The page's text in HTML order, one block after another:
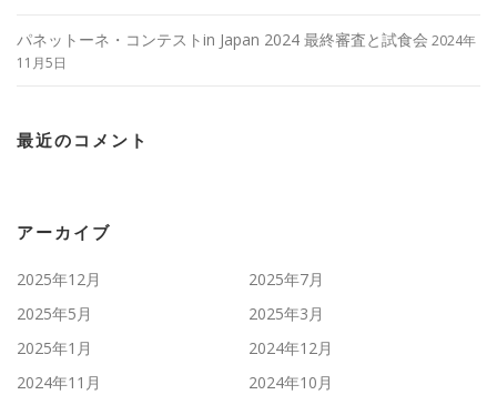
パネットーネ・コンテストin Japan 2024 最終審査と試食会 2024年
11月5日
最近のコメント
アーカイブ
2025年12月
2025年7月
2025年5月
2025年3月
2025年1月
2024年12月
2024年11月
2024年10月